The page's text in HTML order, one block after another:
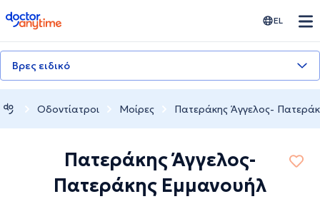
doctoranytime EL
Βρες ειδικό
Οδοντίατροι Μοίρες Πατεράκης Άγγελος-
Πατεράκης Άγγελος-
Πατεράκης Εμμανουήλ